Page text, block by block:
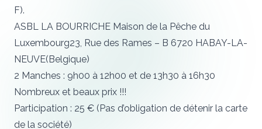
F).
ASBL LA BOURRICHE Maison de la Pêche du
Luxembourg23, Rue des Rames – B 6720 HABAY-LA-
NEUVE(Belgique)
2 Manches : 9h00 à 12h00 et de 13h30 à 16h30
Nombreux et beaux prix !!!
Participation : 25 € (Pas d’obligation de détenir la carte
de la société)